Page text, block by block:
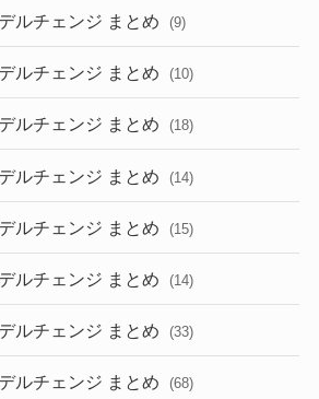
(30)
(27)
(22)
ルチェンジ まとめ (9)
ルチェンジ まとめ (10)
ルチェンジ まとめ (18)
ルチェンジ まとめ (14)
ルチェンジ まとめ (15)
ルチェンジ まとめ (14)
ルチェンジ まとめ (33)
ルチェンジ まとめ (68)